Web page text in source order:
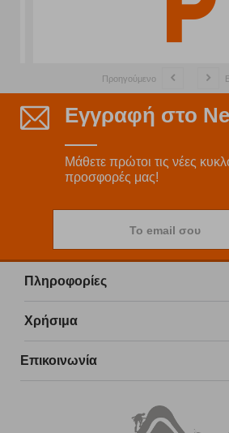
Προηγούμενο
Εγγραφή στο
Μάθετε πρώτοι τις νέες
προσφορές μας!
Το email σου
Πληροφορίες
Χρήσιμα
Επικοινωνία